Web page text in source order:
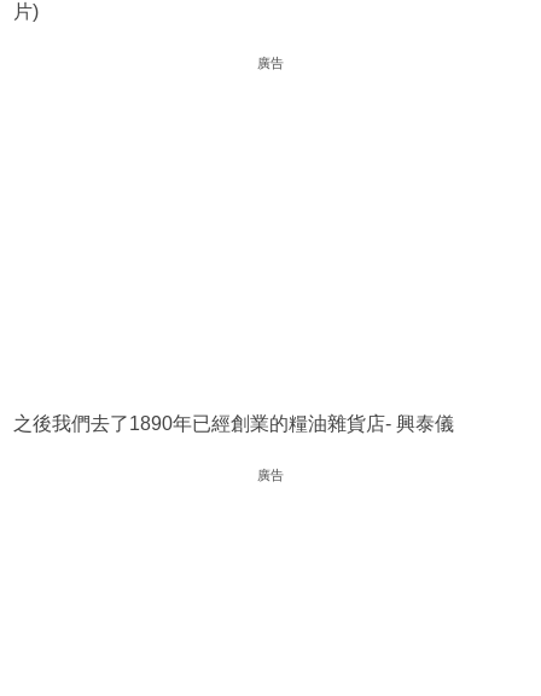
片)
廣告
之後我們去了1890年已經創業的糧油雜貨店- 興泰儀
廣告